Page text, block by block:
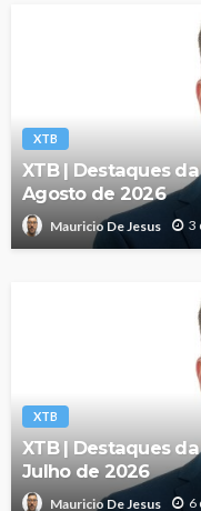
XTB
XTB | Destaques
Agosto de 2026
Mauricio De Jesus 3
XTB
XTB | Destaques
Julho de 2026
Mauricio De Jesus 6